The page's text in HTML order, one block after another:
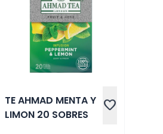
TE AHMAD MENTA Y
LIMON 20 SOBRES
favorite